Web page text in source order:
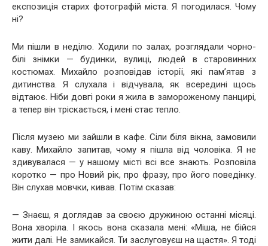
експозиція старих фотографій міста. Я погодилася. Чому
ні?
Ми пішли в неділю. Ходили по залах, розглядали чорно-
білі знімки — будинки, вулиці, людей в старовинних
костюмах. Михайло розповідав історії, які пам’ятав з
дитинства. Я слухала і відчувала, як всередині щось
відтаює. Ніби довгі роки я жила в замороженому панцирі,
а тепер він тріскається, і мені стає тепло.
Після музею ми зайшли в кафе. Сіли біля вікна, замовили
каву. Михайло запитав, чому я пішла від чоловіка. Я не
здивувалася — у нашому місті всі все знають. Розповіла
коротко — про Новий рік, про фразу, про його поведінку.
Він слухав мовчки, кивав. Потім сказав:
— Знаєш, я доглядав за своєю дружиною останні місяці.
Вона хворіла. І якось вона сказала мені: «Міша, не бійся
жити далі. Не замикайся. Ти заслуговуєш на щастя». Я тоді